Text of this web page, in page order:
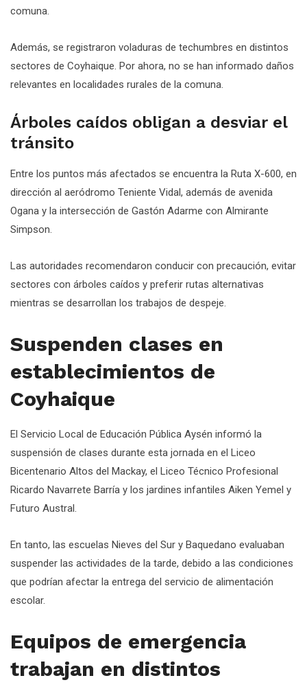
comuna.
Además, se registraron voladuras de techumbres en distintos
sectores de Coyhaique. Por ahora, no se han informado daños
relevantes en localidades rurales de la comuna.
Árboles caídos obligan a desviar el
tránsito
Entre los puntos más afectados se encuentra la Ruta X-600, en
dirección al aeródromo Teniente Vidal, además de avenida
Ogana y la intersección de Gastón Adarme con Almirante
Simpson.
Las autoridades recomendaron conducir con precaución, evitar
sectores con árboles caídos y preferir rutas alternativas
mientras se desarrollan los trabajos de despeje.
Suspenden clases en
establecimientos de
Coyhaique
El Servicio Local de Educación Pública Aysén informó la
suspensión de clases durante esta jornada en el Liceo
Bicentenario Altos del Mackay, el Liceo Técnico Profesional
Ricardo Navarrete Barría y los jardines infantiles Aiken Yemel y
Futuro Austral.
En tanto, las escuelas Nieves del Sur y Baquedano evaluaban
suspender las actividades de la tarde, debido a las condiciones
que podrían afectar la entrega del servicio de alimentación
escolar.
Equipos de emergencia
trabajan en distintos